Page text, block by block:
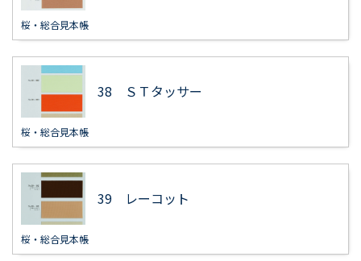
桜・総合見本帳
38 ＳＴタッサー
桜・総合見本帳
39 レーコット
桜・総合見本帳